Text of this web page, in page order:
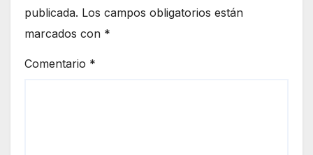
publicada. Los campos obligatorios están
marcados con *
Comentario *